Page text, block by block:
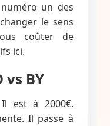
un des
le sens
coûter de
ici.
vs BY
est à 2000€.
Il passe à